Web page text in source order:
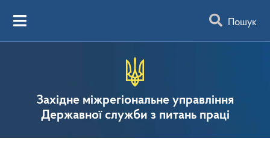
Пошук
Західне міжрегіональне управління
Державної служби з питань праці